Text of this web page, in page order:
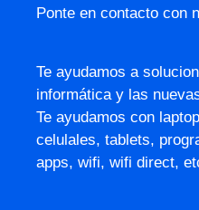
Ponte en contacto con
Te ayudamos a
informática y las
Te ayudamos con
celulales, tablets,
apps, wifi, wifi direct,